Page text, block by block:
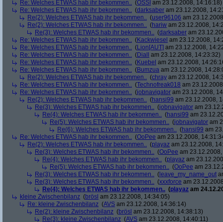
Re: Welches ETWAS hab ihr bekommen.. (OSSI am 23.12.2008, 14:16:18)
Re: Welches ETWAS hab ihr bekommen.. (darksaber am 23.12.2008,
Re(2): Welches ETWAS hab ihr bekommen.. (user96106 am
Re(2): Welches ETWAS hab ihr bekommen.. (hariw am 23.12.2008,
Re(3): Welches ETWAS hab ihr bekommen.. (darksaber am
Re: Welches ETWAS hab ihr bekommen.. (Kackwiesel am 23.12.2008,
Re: Welches ETWAS hab ihr bekommen.. (Lion[AUT] am 23.12.2008,
Re: Welches ETWAS hab ihr bekommen.. (Diall
am 23.12.2008, 14:23:32)
Re: Welches ETWAS hab ihr bekommen.. (Kuebel am 23.12.2008,
Re: Welches ETWAS hab ihr bekommen.. (Bumzua am 23.12.2008,
Re(2): Welches ETWAS hab ihr bekommen.. (chray am 23.12.2008,
Re: Welches ETWAS hab ihr bekommen.. (Technofreak018 am
Re: Welches ETWAS hab ihr bekommen.. (jobnavigator am 23.12.2008,
Re(2): Welches ETWAS hab ihr bekommen.. (hansi99 am 23.12.2008,
Re(3): Welches ETWAS hab ihr bekommen.. (jobnavigator am
Re(4): Welches ETWAS hab ihr bekommen.. (hansi99 am
Re(5): Welches ETWAS hab ihr bekommen.. (jobnavigator am
Re(6): Welches ETWAS hab ihr bekommen.. (hansi99 am
Re: Welches ETWAS hab ihr bekommen.. (OoPee am 23.12.2008,
Re(2): Welches ETWAS hab ihr bekommen.. (playaz am 23.12.2008,
Re(3): Welches ETWAS hab ihr bekommen.. (OoPee am
Re(4): Welches ETWAS hab ihr bekommen.. (playaz am
Re(5): Welches ETWAS hab ihr bekommen.. (OoPee am
Re(3): Welches ETWAS hab ihr bekommen.. ( leave_my_name_out
Re(3): Welches ETWAS hab ihr bekommen.. (xxxforce am
Re(4): Welches ETWAS hab ihr bekommen.. (playaz am
kleine Zwischenbilanz (brösl am 23.12.2008, 14:34:05)
Re: kleine Zwischenbilanz (AVS am 23.12.2008, 14:36:14)
Re(2): kleine Zwischenbilanz (brösl am 23.12.2008, 14:38:13)
Re(3): kleine Zwischenbilanz (AVS am 23.12.2008, 14:40:11)